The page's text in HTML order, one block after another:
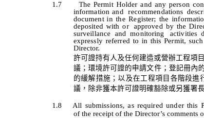
1.7 The Permit Holder and any person
information and recommendations
document in the Register; the
deposited with or approved by the
surveillance
and monitoring activities
expressly referred to in this Permit, such
Director.
許可證持有人及任何建造或營辦工程項
議；環境許可證的申請文件； 登記冊內
的緩解措施；以及在工程項目各階段進
議，除非獲本許可證明確豁除或另獲署
1.8 All submissions, as required under this
of the receipt of the Director’s comments